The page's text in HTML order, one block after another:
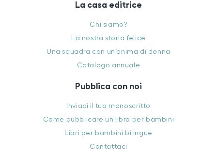
La casa editrice
Chi siamo?
La nostra storia felice
Una squadra con un’anima di donna
Catalogo annuale
Pubblica con noi
Inviaci il tuo manoscritto
Come pubblicare un libro per bambini
Libri per bambini bilingue
Contattaci